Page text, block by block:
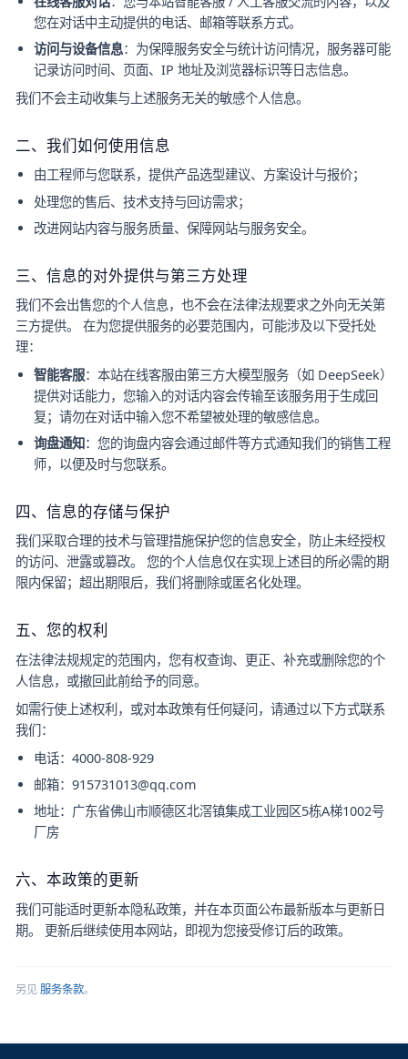
您在对话中主动提供的电话、邮箱等联系方式。
访问与设备信息：为保障服务安全与统计访问情况，服务器可能
记录访问时间、页面、IP 地址及浏览器标识等日志信息。
我们不会主动收集与上述服务无关的敏感个人信息。
二、我们如何使用信息
由工程师与您联系，提供产品选型建议、方案设计与报价；
处理您的售后、技术支持与回访需求；
改进网站内容与服务质量、保障网站与服务安全。
三、信息的对外提供与第三方处理
我们不会出售您的个人信息，也不会在法律法规要求之外向无关第
三方提供。 在为您提供服务的必要范围内，可能涉及以下受托处
理：
智能客服：本站在线客服由第三方大模型服务（如 DeepSeek）
提供对话能力，您输入的对话内容会传输至该服务用于生成回
复；请勿在对话中输入您不希望被处理的敏感信息。
询盘通知：您的询盘内容会通过邮件等方式通知我们的销售工程
师，以便及时与您联系。
四、信息的存储与保护
我们采取合理的技术与管理措施保护您的信息安全，防止未经授权
的访问、泄露或篡改。 您的个人信息仅在实现上述目的所必需的期
限内保留；超出期限后，我们将删除或匿名化处理。
五、您的权利
在法律法规规定的范围内，您有权查询、更正、补充或删除您的个
人信息，或撤回此前给予的同意。
如需行使上述权利，或对本政策有任何疑问，请通过以下方式联系
我们：
电话：4000-808-929
邮箱：915731013@qq.com
地址： 广东省佛山市顺德区北滘镇集成工业园区5栋A梯1002号
厂房
六、本政策的更新
我们可能适时更新本隐私政策，并在本页面公布最新版本与更新日
期。 更新后继续使用本网站，即视为您接受修订后的政策。
另见服务条款。